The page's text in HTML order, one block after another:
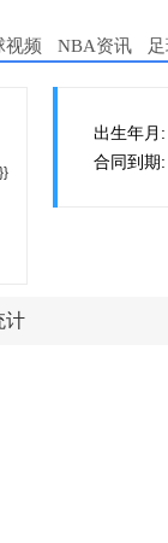
视频 NBA资讯
出生年月
合同到期
计